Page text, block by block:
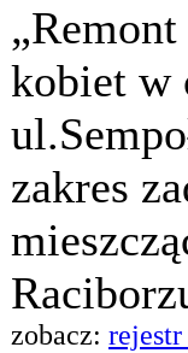
kobiet w
zakres
zobacz: